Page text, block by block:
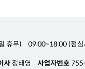
휴무) 09:00~18:00 (점
사 정태영 사업자번호